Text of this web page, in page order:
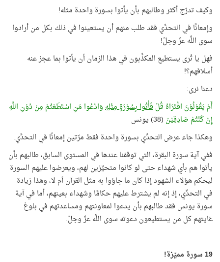
وكيف تدرّج أكثر وطالبهم بأن يأتوا بسورة واحدة مثله!
وإمعانًا في التحدِّي فقد طلب منهم أن يستعينوا في ذلك بكل من أرادوا
سوى اللَّه عزّ وجلّ!
فهل يا تُرى يستطيع المكذِّبون في هذا الزمان أن يأتوا بما عجز عنه
أسلافهم؟!
دعنا نرى:
أَمْ يَقُوْلُوْنَ افْتَرَاهُ قُلْفَأْتُوا بِسُوْرَةٍ مِثْلِهِوَادْعُوا مَنِ اسْتَطَعْتُمْ مِنْ دُوْنِ اللَّهِ
إِنْ كُنْتُمْ صَادِقِيْنَ (38) يونس
وهكذا جاء عرض التحدِّي بسورة واحدة فقط مرّتين إمعانًا في التحدِّي.
ففي آية سورة البقرة، التي توقفنا عندها في المستوى السابق، طالبهم بأن
يأتوا هم بأي شهداء حتى لو كانوا متحيِّزين لهم، ويعرضوا عليهم السورة
ليحكم هؤلاء الشهود إذا كان ما جاؤوا به مثل القرآن أم لا، وهذا زيادة
في التحدِّي، إذ إنه لم يشترط عليهم حكامًا وشهداء بعينهم، أما في آية
سورة يونس فقد طالبهم بأن يدعوا لمعاونتهم ومساعدتهم في بلوغ
غايتهم كل من يستطيعون دعوته سوى اللَّه عزّ وجلّ.
19 سورة مميّزة!